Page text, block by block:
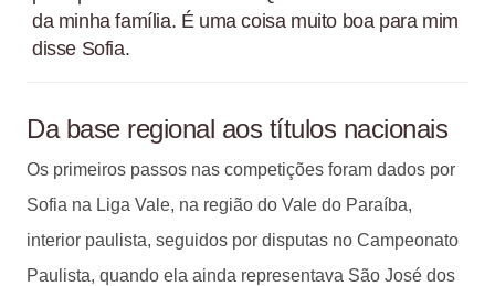
da minha família. É uma coisa muito boa para mim
disse Sofia.
Da base regional aos títulos nacionais
Os primeiros passos nas competições foram dados por
Sofia na Liga Vale, na região do Vale do Paraíba,
interior paulista, seguidos por disputas no Campeonato
Paulista, quando ela ainda representava São José dos